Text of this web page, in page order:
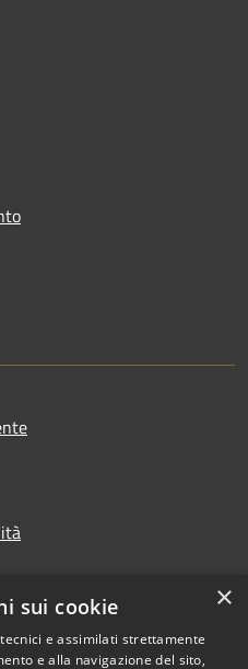
×
sui cookie
e assimilati strettamente
e alla navigazione del sito,